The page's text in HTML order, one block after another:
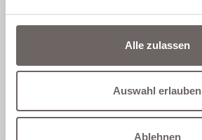
Alle zulassen
Auswahl erlauben
Ablehnen